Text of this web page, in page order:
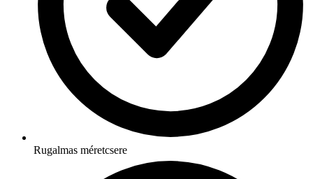
Rugalmas méretcsere